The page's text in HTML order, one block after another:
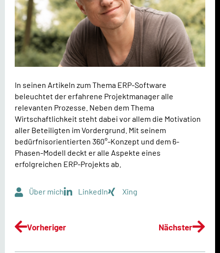
In seinen Artikeln zum Thema ERP-Software
beleuchtet der erfahrene Projektmanager alle
relevanten Prozesse. Neben dem Thema
Wirtschaftlichkeit steht dabei vor allem die Motivation
aller Beteiligten im Vordergrund. Mit seinem
bedürfnisorientierten 360°-Konzept und dem 6-
Phasen-Modell deckt er alle Aspekte eines
erfolgreichen ERP-Projekts ab.
Über mich LinkedIn Xing
Vorheriger Nächster